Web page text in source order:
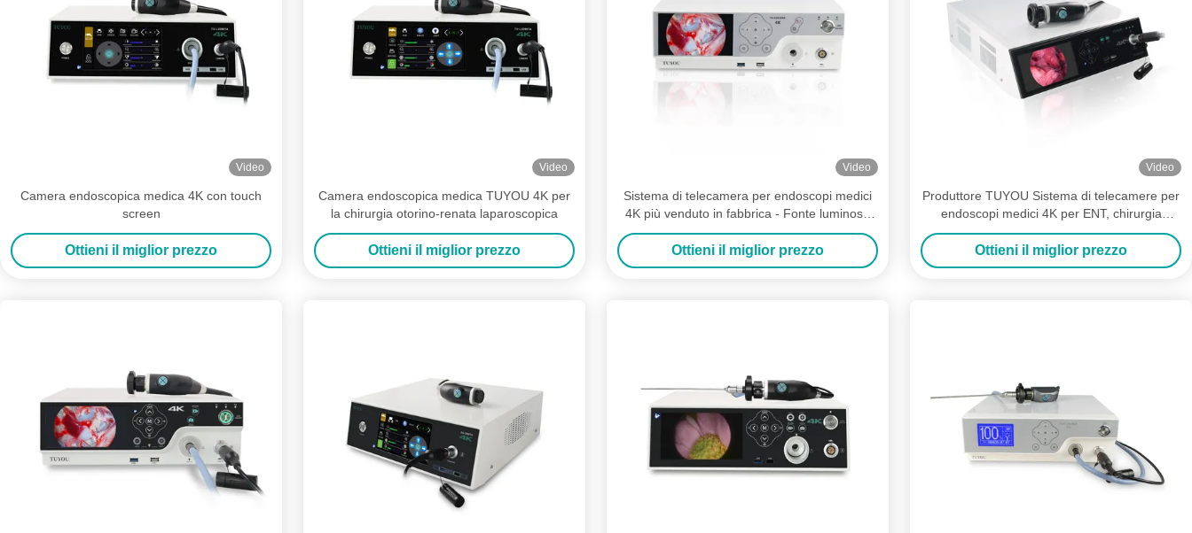
Video
Camera endoscopica medica 4K con touch
screen
Ottieni il miglior prezzo
Video
Camera endoscopica medica TUYOU 4K per
la chirurgia otorino-renata laparoscopica
Ottieni il miglior prezzo
Video
Sistema di telecamera per endoscopi medici
4K più venduto in fabbrica - Fonte luminosa
fredda integrata per chirurgia ENT /
laparoscopica
Ottieni il miglior prezzo
Video
Produttore TUYOU Sistema di telecamere per
endoscopi medici 4K per ENT, chirurgia
laparoscopica Endoscopia
Ottieni il miglior prezzo